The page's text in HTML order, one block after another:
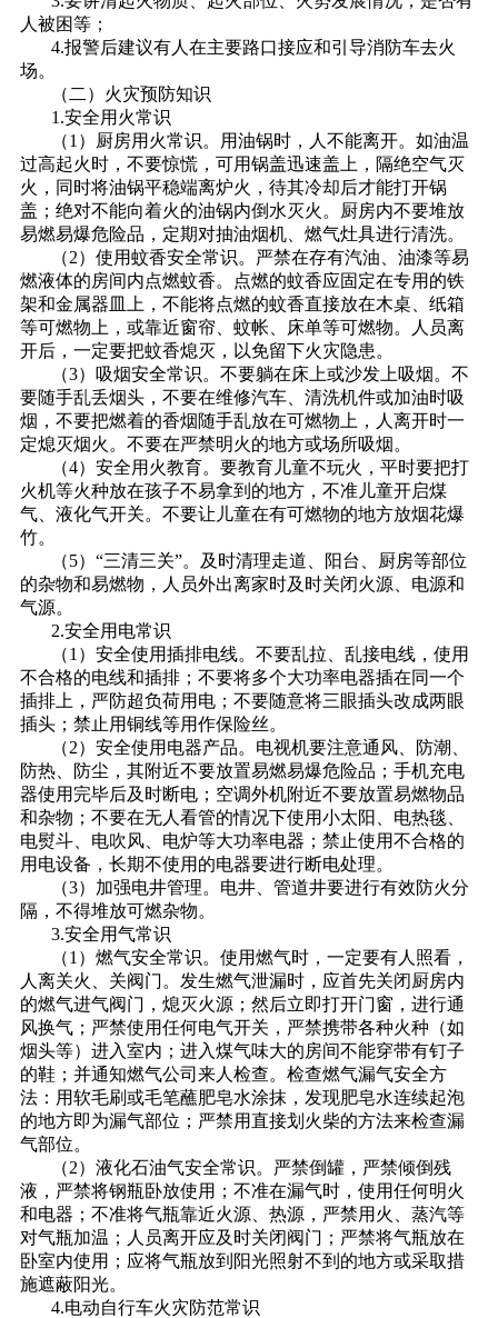
人被困等；
4.报警后建议有人在主要路口接应和引导消防车去火
场。
（二）火灾预防知识
1.安全用火常识
（1）厨房用火常识。用油锅时，人不能离开。如油温
过高起火时，不要惊慌，可用锅盖迅速盖上，隔绝空气灭
火，同时将油锅平稳端离炉火，待其冷却后才能打开锅
盖；绝对不能向着火的油锅内倒水灭火。厨房内不要堆放
易燃易爆危险品，定期对抽油烟机、燃气灶具进行清洗。
（2）使用蚊香安全常识。严禁在存有汽油、油漆等易
燃液体的房间内点燃蚊香。点燃的蚊香应固定在专用的铁
架和金属器皿上，不能将点燃的蚊香直接放在木桌、纸箱
等可燃物上，或靠近窗帘、蚊帐、床单等可燃物。人员离
开后，一定要把蚊香熄灭，以免留下火灾隐患。
（3）吸烟安全常识。不要躺在床上或沙发上吸烟。不
要随手乱丢烟头，不要在维修汽车、清洗机件或加油时吸
烟，不要把燃着的香烟随手乱放在可燃物上，人离开时一
定熄灭烟火。不要在严禁明火的地方或场所吸烟。
（4）安全用火教育。要教育儿童不玩火，平时要把打
火机等火种放在孩子不易拿到的地方，不准儿童开启煤
气、液化气开关。不要让儿童在有可燃物的地方放烟花爆
竹。
（5）“三清三关”。及时清理走道、阳台、厨房等部位
的杂物和易燃物，人员外出离家时及时关闭火源、电源和
气源。
2.安全用电常识
（1）安全使用插排电线。不要乱拉、乱接电线，使用
不合格的电线和插排；不要将多个大功率电器插在同一个
插排上，严防超负荷用电；不要随意将三眼插头改成两眼
插头；禁止用铜线等用作保险丝。
（2）安全使用电器产品。电视机要注意通风、防潮、
防热、防尘，其附近不要放置易燃易爆危险品；手机充电
器使用完毕后及时断电；空调外机附近不要放置易燃物品
和杂物；不要在无人看管的情况下使用小太阳、电热毯、
电熨斗、电吹风、电炉等大功率电器；禁止使用不合格的
用电设备，长期不使用的电器要进行断电处理。
（3）加强电井管理。电井、管道井要进行有效防火分
隔，不得堆放可燃杂物。
3.安全用气常识
（1）燃气安全常识。使用燃气时，一定要有人照看，
人离关火、关阀门。发生燃气泄漏时，应首先关闭厨房内
的燃气进气阀门，熄灭火源；然后立即打开门窗，进行通
风换气；严禁使用任何电气开关，严禁携带各种火种（如
烟头等）进入室内；进入煤气味大的房间不能穿带有钉子
的鞋；并通知燃气公司来人检查。检查燃气漏气安全方
法：用软毛刷或毛笔蘸肥皂水涂抹，发现肥皂水连续起泡
的地方即为漏气部位；严禁用直接划火柴的方法来检查漏
气部位。
（2）液化石油气安全常识。严禁倒罐，严禁倾倒残
液，严禁将钢瓶卧放使用；不准在漏气时，使用任何明火
和电器；不准将气瓶靠近火源、热源，严禁用火、蒸汽等
对气瓶加温；人员离开应及时关闭阀门；严禁将气瓶放在
卧室内使用；应将气瓶放到阳光照射不到的地方或采取措
施遮蔽阳光。
4.电动自行车火灾防范常识